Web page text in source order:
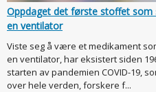
Oppdaget det første stoffet som
en ventilator
Viste seg å være et medikament
en ventilator, har eksistert siden
starten av pandemien COVID-19,
over hele verden, forskere f...